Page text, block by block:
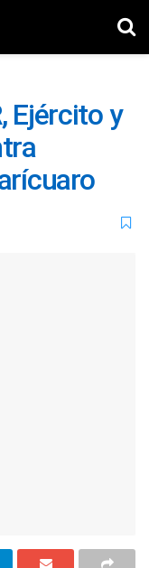
Ejército y